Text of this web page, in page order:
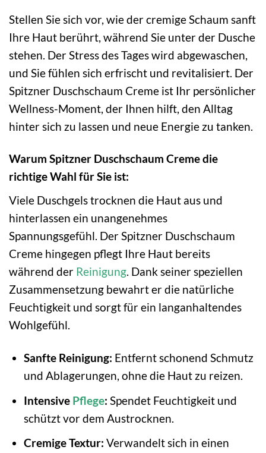
Stellen Sie sich vor, wie der cremige Schaum sanft
Ihre Haut berührt, während Sie unter der Dusche
stehen. Der Stress des Tages wird abgewaschen,
und Sie fühlen sich erfrischt und revitalisiert. Der
Spitzner Duschschaum Creme ist Ihr persönlicher
Wellness-Moment, der Ihnen hilft, den Alltag
hinter sich zu lassen und neue Energie zu tanken.
Warum Spitzner Duschschaum Creme die
richtige Wahl für Sie ist:
Viele Duschgels trocknen die Haut aus und
hinterlassen ein unangenehmes
Spannungsgefühl. Der Spitzner Duschschaum
Creme hingegen pflegt Ihre Haut bereits
während der Reinigung. Dank seiner speziellen
Zusammensetzung bewahrt er die natürliche
Feuchtigkeit und sorgt für ein langanhaltendes
Wohlgefühl.
Sanfte Reinigung: Entfernt schonend Schmutz
und Ablagerungen, ohne die Haut zu reizen.
Intensive Pflege: Spendet Feuchtigkeit und
schützt vor dem Austrocknen.
Cremige Textur: Verwandelt sich in einen